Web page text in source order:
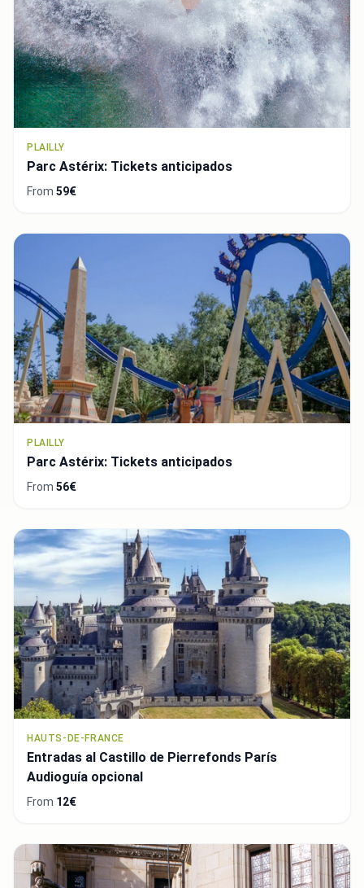
PLAILLY
Parc Astérix: Tickets anticipados
From 59€
PLAILLY
Parc Astérix: Tickets anticipados
From 56€
HAUTS-DE-FRANCE
Entradas al Castillo de Pierrefonds París
Audioguía opcional
From 12€